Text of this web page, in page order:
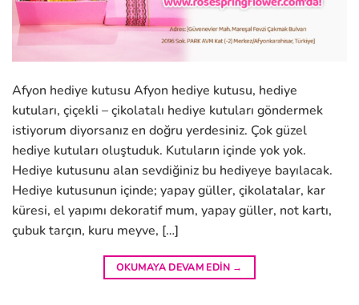
Afyon hediye kutusu Afyon hediye kutusu, hediye
kutuları, çiçekli – çikolatalı hediye kutuları göndermek
istiyorum diyorsanız en doğru yerdesiniz. Çok güzel
hediye kutuları oluştuduk. Kutuların içinde yok yok.
Hediye kutusunu alan sevdiğiniz bu hediyeye bayılacak.
Hediye kutusunun içinde; yapay güller, çikolatalar, kar
küresi, el yapımı dekoratif mum, yapay güller, not kartı,
çubuk tarçın, kuru meyve, […]
OKUMAYA DEVAM EDIN →